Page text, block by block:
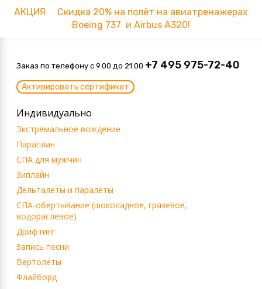
АКЦИЯ Скидка 20% на полёт на авиатренажерах
Boeing 737 и Airbus A320!
Заказ по телефону c 9.00 до 21.00 +7 495 975-72-40
Активировать сертификат
Индивидуально
Экстремальное вождение
Параплан
СПА для мужчин
Зиплайн
Дельталеты и паралеты
СПА-обертывание (шоколадное, грязевое,
водораслевое)
Дрифтинг
Запись песни
Вертолеты
Флайборд